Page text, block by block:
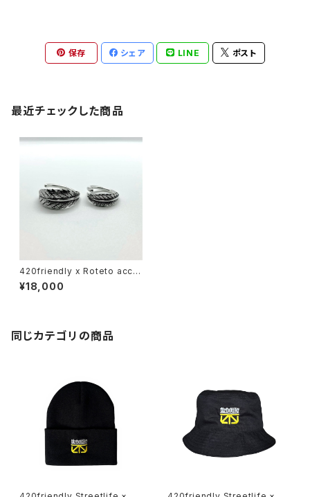
保存 シェア LINE ポスト
最近チェックした商品
420friendly x Roteto acce
ssory / Leaf Silver Ring – R
aw Texture（20号｜サイズオ
¥18,000
同じカテゴリの商品